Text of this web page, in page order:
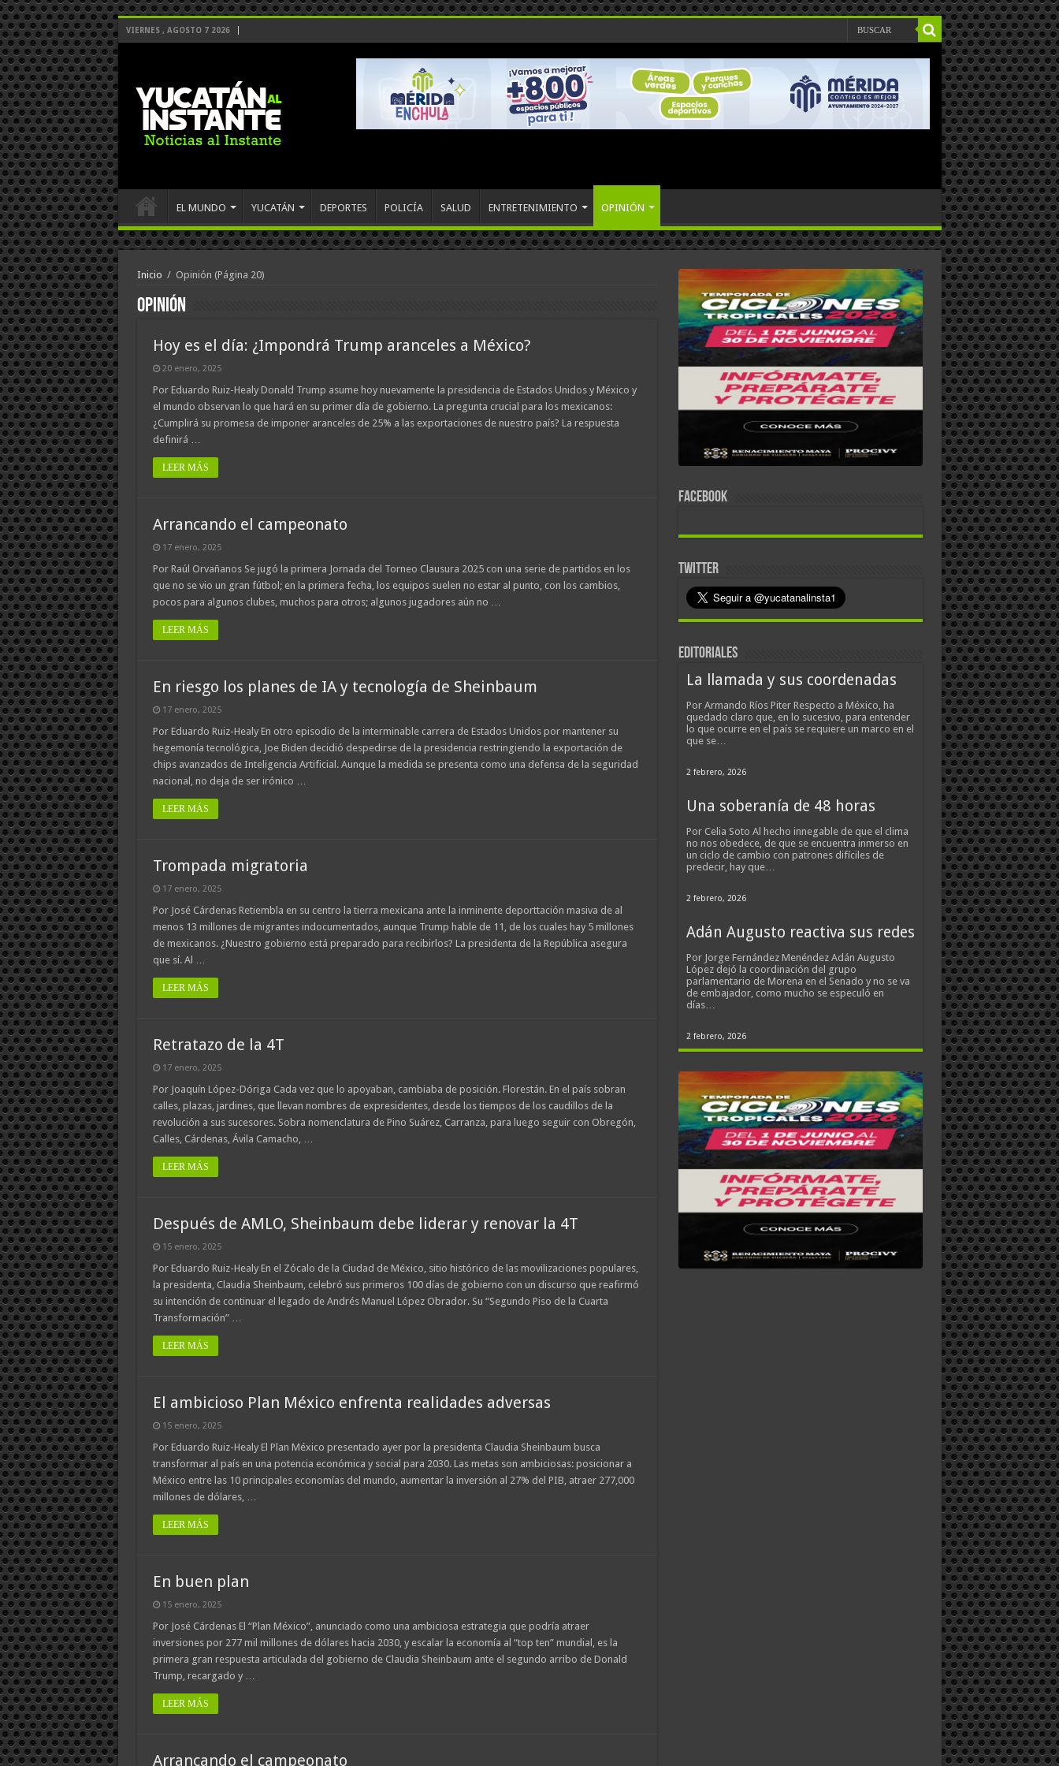
VIERNES , AGOSTO 7 2026
EL MUNDO YUCATÁN DEPORTES POLICÍA SALUD ENTRETENIMIENTO OPINIÓN
Inicio / Opinión (Página 20)
Opinión
Hoy es el día: ¿Impondrá Trump aranceles a México?
20 enero, 2025
Por Eduardo Ruiz-Healy Donald Trump asume hoy nuevamente la presidencia de Estados Unidos y México y
el mundo observan lo que hará en su primer día de gobierno. La pregunta crucial para los mexicanos:
¿Cumplirá su promesa de imponer aranceles de 25% a las exportaciones de nuestro país? La respuesta
definirá …
LEER MÁS
Arrancando el campeonato
17 enero, 2025
Por Raúl Orvañanos Se jugó la primera Jornada del Torneo Clausura 2025 con una serie de partidos en los
que no se vio un gran fútbol; en la primera fecha, los equipos suelen no estar al punto, con los cambios,
pocos para algunos clubes, muchos para otros; algunos jugadores aún no …
LEER MÁS
En riesgo los planes de IA y tecnología de Sheinbaum
17 enero, 2025
Por Eduardo Ruiz-Healy En otro episodio de la interminable carrera de Estados Unidos por mantener su
hegemonía tecnológica, Joe Biden decidió despedirse de la presidencia restringiendo la exportación de
chips avanzados de Inteligencia Artificial. Aunque la medida se presenta como una defensa de la seguridad
nacional, no deja de ser irónico …
LEER MÁS
Trompada migratoria
17 enero, 2025
Por José Cárdenas Retiembla en su centro la tierra mexicana ante la inminente deporttación masiva de al
menos 13 millones de migrantes indocumentados, aunque Trump hable de 11, de los cuales hay 5 millones
de mexicanos. ¿Nuestro gobierno está preparado para recibirlos? La presidenta de la República asegura
que sí. Al …
LEER MÁS
Retratazo de la 4T
17 enero, 2025
Por Joaquín López-Dóriga Cada vez que lo apoyaban, cambiaba de posición. Florestán. En el país sobran
calles, plazas, jardines, que llevan nombres de expresidentes, desde los tiempos de los caudillos de la
revolución a sus sucesores. Sobra nomenclatura de Pino Suárez, Carranza, para luego seguir con Obregón,
Calles, Cárdenas, Ávila Camacho, …
LEER MÁS
Después de AMLO, Sheinbaum debe liderar y renovar la 4T
15 enero, 2025
Por Eduardo Ruiz-Healy En el Zócalo de la Ciudad de México, sitio histórico de las movilizaciones populares,
la presidenta, Claudia Sheinbaum, celebró sus primeros 100 días de gobierno con un discurso que reafirmó
su intención de continuar el legado de Andrés Manuel López Obrador. Su “Segundo Piso de la Cuarta
Transformación” …
LEER MÁS
El ambicioso Plan México enfrenta realidades adversas
15 enero, 2025
Por Eduardo Ruiz-Healy El Plan México presentado ayer por la presidenta Claudia Sheinbaum busca
transformar al país en una potencia económica y social para 2030. Las metas son ambiciosas: posicionar a
México entre las 10 principales economías del mundo, aumentar la inversión al 27% del PIB, atraer 277,000
millones de dólares, …
LEER MÁS
En buen plan
15 enero, 2025
Por José Cárdenas El “Plan México”, anunciado como una ambiciosa estrategia que podría atraer
inversiones por 277 mil millones de dólares hacia 2030, y escalar la economía al “top ten” mundial, es la
primera gran respuesta articulada del gobierno de Claudia Sheinbaum ante el segundo arribo de Donald
Trump, recargado y …
LEER MÁS
Arrancando el campeonato
FACEBOOK
TWITTER
EDITORIALES
La llamada y sus coordenadas
Por Armando Ríos Piter Respecto a México, ha
quedado claro que, en lo sucesivo, para entender
lo que ocurre en el país se requiere un marco en el
que se…
2 febrero, 2026
Una soberanía de 48 horas
Por Celia Soto Al hecho innegable de que el clima
no nos obedece, de que se encuentra inmerso en
un ciclo de cambio con patrones difíciles de
predecir, hay que…
2 febrero, 2026
Adán Augusto reactiva sus redes
Por Jorge Fernández Menéndez Adán Augusto
López dejó la coordinación del grupo
parlamentario de Morena en el Senado y no se va
de embajador, como mucho se especuló en
días…
2 febrero, 2026